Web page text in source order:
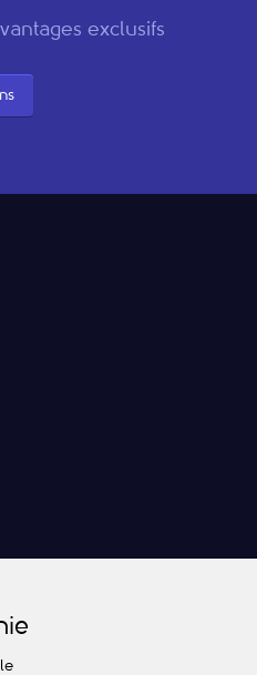
exclusifs